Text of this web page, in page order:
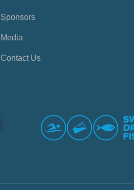
Sponsors
Media
Contact Us